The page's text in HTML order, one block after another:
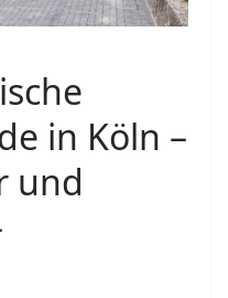
in Köln –
und